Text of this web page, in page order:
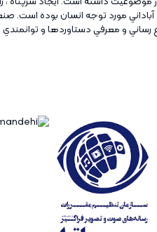
آباداني مورد توجه انسان بوده است.
و معرفي دستاوردها و